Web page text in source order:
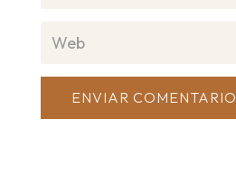
ENVIAR COMENTARIO